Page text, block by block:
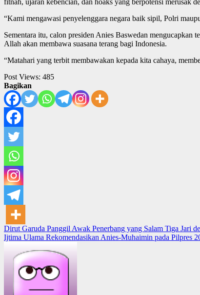
fitnah, ujaran kebencian, dan hoaks yang berpotensi merusak
“Kami mengawasi penyelenggara negara baik sipil, Polri
Sementara itu, calon presiden Anies Baswedan mengucapkan
Allah akan membawa suasana terang bagi Indonesia.
“Matahari yang terbit membawakan kepada kita cahaya,
Post Views: 485
Bagikan
Post
navigation
Dirut Garuda Panggil Awak Penerbang yang Salam Tiga Jari
Ijtima Ulama Rekomendasikan Anies-Muhaimin pada Pilpres